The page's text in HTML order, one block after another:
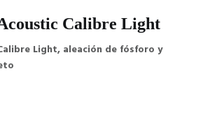
Calibre Light
Light, aleación de fósforo y